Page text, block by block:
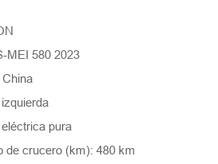
MEI 580 2023
pura
de crucero (km): 480 km